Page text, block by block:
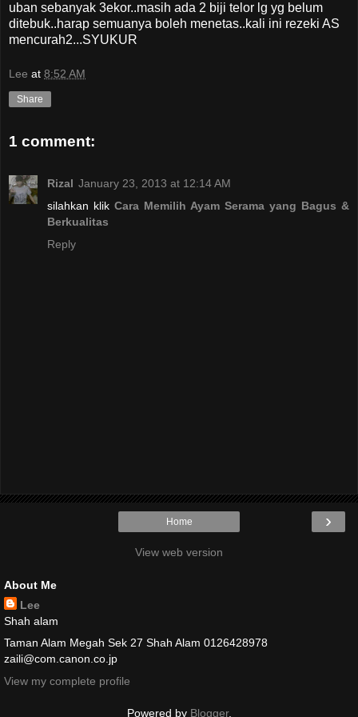
uban sebanyak 3ekor..masih ada 2 biji telor lg yg belum
ditebuk..harap semuanya boleh menetas..kali ini rezeki AS
mencurah2...SYUKUR
Lee at 8:52 AM
Share
1 comment:
Rizal January 23, 2013 at 12:14 AM
silahkan klik Cara Memilih Ayam Serama yang Bagus &
Berkualitas
Reply
›
Home
View web version
About Me
Lee
Shah alam
Taman Alam Megah Sek 27 Shah Alam 0126428978
zaili@com.canon.co.jp
View my complete profile
Powered by Blogger.